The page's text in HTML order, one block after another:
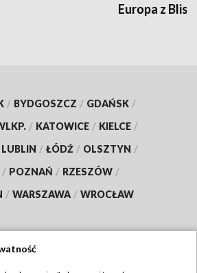
Europa z
/ BYDGOSZCZ / GDAŃSK /
/ KATOWICE / KIELCE /
LUBLIN / ŁÓDŹ / OLSZTYN /
/ POZNAŃ / RZESZÓW /
/ WARSZAWA / WROCŁAW